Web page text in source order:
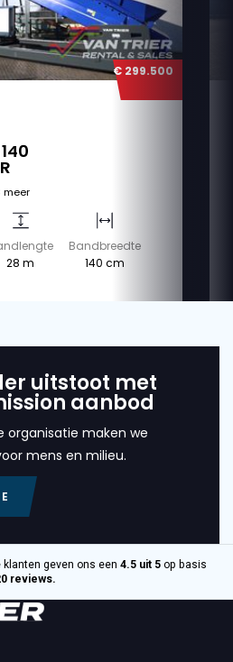
€ 299.500
meer
28 m
Bandbreedte
140 cm
uitstoot met
aanbod
organisatie maken we
mens en milieu.
klanten geven ons een 4.5 uit 5 op basis
reviews.